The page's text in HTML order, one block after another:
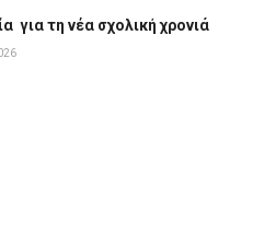
για τη νέα σχολική χρονιά